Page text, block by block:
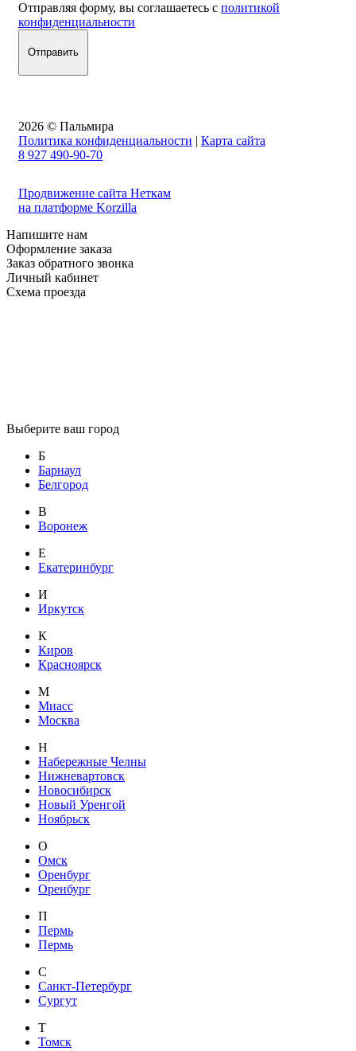
Отправляя форму, вы соглашаетесь с политикой
конфиденциальности
2026 © Пальмира
Политика конфиденциальности | Карта сайта
8 927 490-90-70
Продвижение сайта Неткам
на платформе Korzilla
Напишите нам
Оформление заказа
Заказ обратного звонка
Личный кабинет
Схема проезда
Выберите ваш город
Б
Барнаул
Белгород
В
Воронеж
Е
Екатеринбург
И
Иркутск
К
Киров
Красноярск
М
Миасс
Москва
Н
Набережные Челны
Нижневартовск
Новосибирск
Новый Уренгой
Ноябрьск
О
Омск
Оренбург
Оренбург
П
Пермь
Пермь
С
Санкт-Петербург
Сургут
Т
Томск